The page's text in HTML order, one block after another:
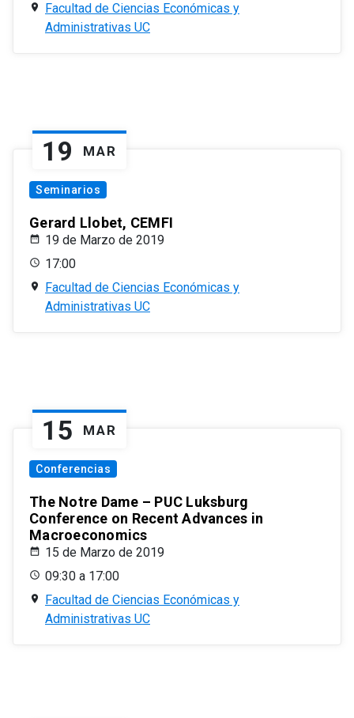
Facultad de Ciencias Económicas y
Administrativas UC
19 MAR
Seminarios
Gerard Llobet, CEMFI
19 de Marzo de 2019
17:00
Facultad de Ciencias Económicas y
Administrativas UC
15 MAR
Conferencias
The Notre Dame – PUC Luksburg
Conference on Recent Advances in
Macroeconomics
15 de Marzo de 2019
09:30 a 17:00
Facultad de Ciencias Económicas y
Administrativas UC